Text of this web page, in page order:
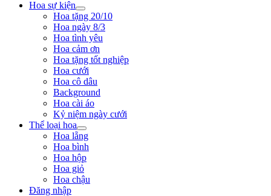
Hoa sự kiện
Hoa tặng 20/10
Hoa ngày 8/3
Hoa tình yêu
Hoa cảm ơn
Hoa tặng tốt nghiệp
Hoa cưới
Hoa cô dâu
Background
Hoa cài áo
Kỷ niệm ngày cưới
Thể loại hoa
Hoa lẵng
Hoa bình
Hoa hộp
Hoa giỏ
Hoa chậu
Đăng nhập